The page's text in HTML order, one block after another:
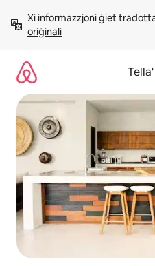
għall-
kontenut
Xi informazzjoni ġiet
oriġinali